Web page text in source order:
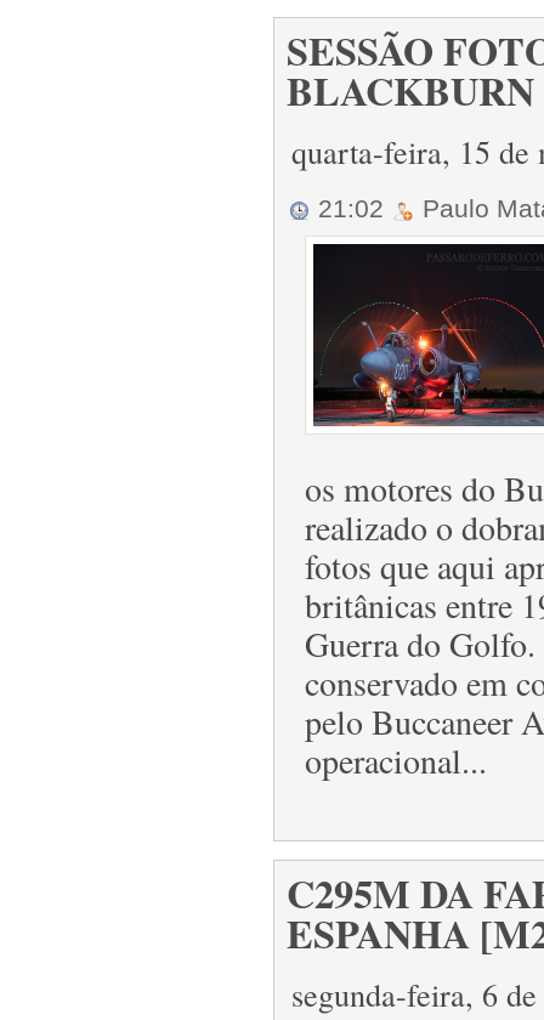
SESSÃO
BLACKBURN
quarta-feira, 15
21:02 Paulo
os motores do
realizado o
fotos que aqui
britânicas entre
Guerra do
conservado em
pelo Buccaneer
operacional...
C295M DA
ESPANHA
segunda-feira, 6